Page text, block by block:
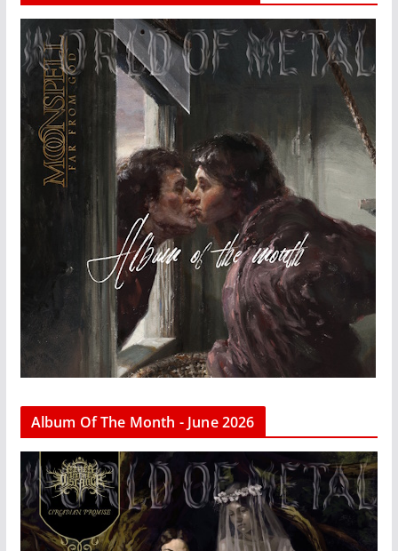
Album Of The Month - June 2026